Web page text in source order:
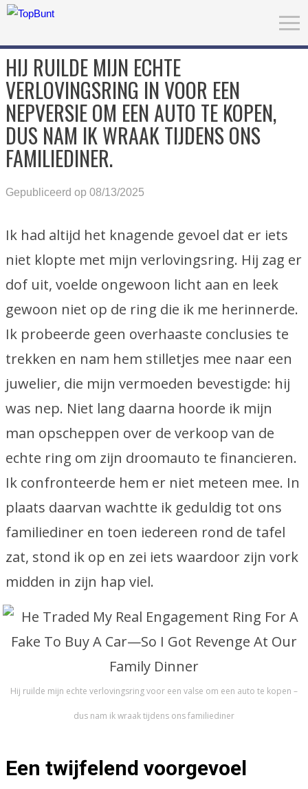
HIJ RUILDE MIJN ECHTE
VERLOVINGSRING IN VOOR EEN
NEPVERSIE OM EEN AUTO TE KOPEN,
DUS NAM IK WRAAK TIJDENS ONS
FAMILIEDINER.
Gepubliceerd op 08/13/2025
Ik had altijd het knagende gevoel dat er iets
niet klopte met mijn verlovingsring. Hij zag er
dof uit, voelde ongewoon licht aan en leek
gewoon niet op de ring die ik me herinnerde.
Ik probeerde geen overhaaste conclusies te
trekken en nam hem stilletjes mee naar een
juwelier, die mijn vermoeden bevestigde: hij
was nep. Niet lang daarna hoorde ik mijn
man opscheppen over de verkoop van de
echte ring om zijn droomauto te financieren.
Ik confronteerde hem er niet meteen mee. In
plaats daarvan wachtte ik geduldig tot ons
familiediner en toen iedereen rond de tafel
zat, stond ik op en zei iets waardoor zijn vork
midden in zijn hap viel.
Hij ruilde mijn echte verlovingsring voor een valse om een auto te kopen –
dus nam ik wraak tijdens ons familiediner
Een twijfelend voorgevoel